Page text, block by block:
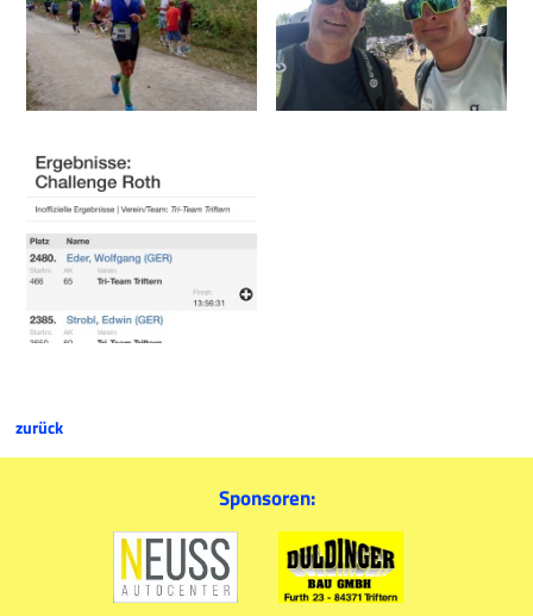
zurück
Sponsoren: